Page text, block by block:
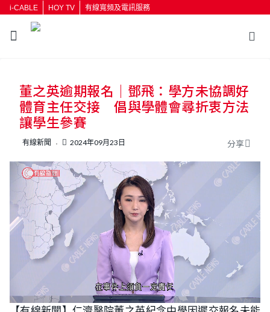
i-CABLE HOY TV 有線寬頻及電訊服務
按輸入鍵開始搜尋
董之英逾期報名｜鄧飛：學方未協調好
體育主任交接 倡與學體會尋折衷方法
讓學生參賽
有線新聞 2024年09月23日 分享
n
m
L
o
a